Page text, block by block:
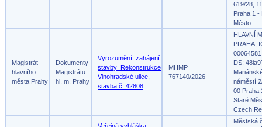
619/28,
Praha 1 -
Město
Magistrát
hlavního
města Prahy
Dokumenty
Magistrátu
hl. m. Prahy
Vyrozumění_zahájení
stavby_Rekonstrukce
Vinohradské ulice,
stavba č. 42808
MHMP
767140/2026
HLAVNÍ
PRAHA,
00064581
DS:
náměstí
00 Praha
Staré
Czech
Městská